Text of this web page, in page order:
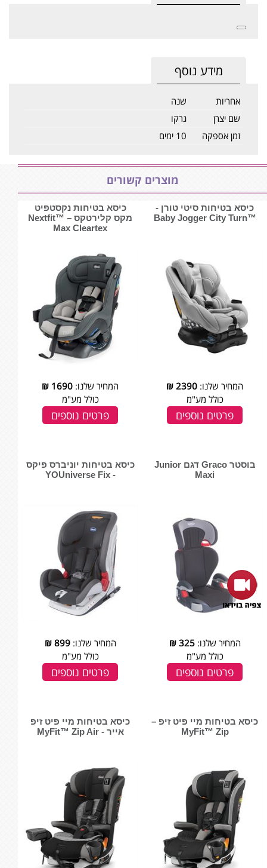
מידע נוסף
אחריות
שנה
שם יצרן
גרקו
זמן אספקה
10 ימים
מוצרים קשורים
כיסא בטיחות סיטי טורן -
™Baby Jogger City Turn
המחיר שלנו: 2390
₪
כולל מע"מ
פרטים נוספים
כיסא בטיחות נקסטפיט
מקס קלירטקס – ™Nextfit
Max Cleartex
המחיר שלנו: 1690
₪
כולל מע"מ
פרטים נוספים
בוסטר Graco דגם Junior
Maxi
המחיר שלנו:325
₪
כולל מע"מ
פרטים נוספים
כיסא בטיחות יוניברס פיקס
- YOUniverse Fix
המחיר שלנו:899
₪
כולל מע"מ
פרטים נוספים
כיסא בטיחות מיי פיט זיפ –
MyFit™ Zip
כיסא בטיחות מיי פיט זיפ
אייר - MyFit™ Zip Air